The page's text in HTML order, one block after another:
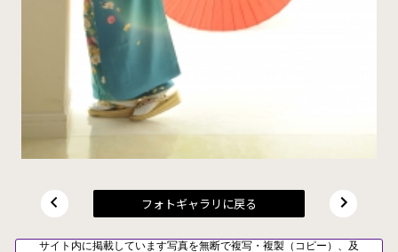
フォトギャラリに戻る
サイト内に掲載しています写真を無断で複写・複製（コピー）、及